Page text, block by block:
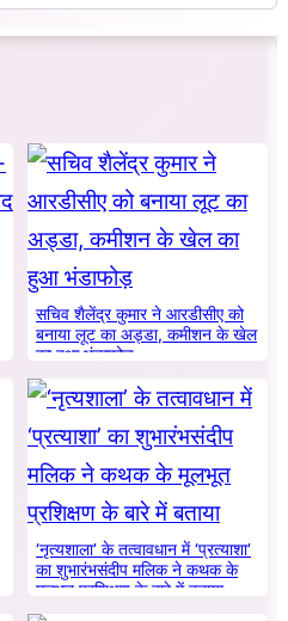
सचिव शैलेंद्र कुमार ने आरडीसीए को
बनाया लूट का अड्डा, कमीशन के खेल
का हुआ भंडाफोड़
‘नृत्यशाला’ के तत्वावधान में ‘प्रत्याशा’
का शुभारंभसंदीप मलिक ने कथक के
मूलभूत प्रशिक्षण के बारे में बताया